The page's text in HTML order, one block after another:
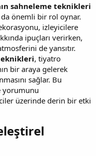
sahneleme teknikleri
da önemli bir rol oynar.
izleyicilere
ipuçları verirken,
de yansıtır.
, tiyatro
bir araya gelerek
sağlar. Bu
yorumunu
üzerinde derin bir etki